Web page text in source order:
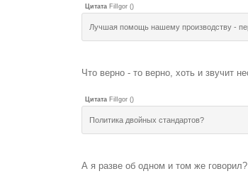
Цитата FilIgor ()
Лучшая помощь нашему производству -
Что верно - то верно, хоть и звучит
Цитата FilIgor ()
Политика двойных стандартов?
А я разве об одном и том же говорил?